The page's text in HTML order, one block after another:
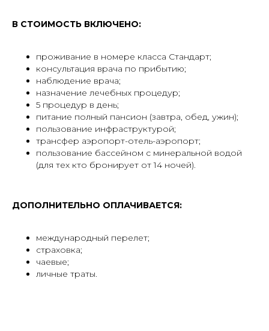
В СТОИМОСТЬ ВКЛЮЧЕНО:
проживание в номере класса Стандарт;
консультация врача по прибытию;
наблюдение врача;
назначение лечебных процедур;
5 процедур в день;
питание полный пансион (завтра, обед, ужин);
пользование инфраструктурой;
трансфер аэропорт-отель-аэропорт;
пользование бассейном с минеральной водой
(для тех кто бронирует от 14 ночей).
ДОПОЛНИТЕЛЬНО ОПЛАЧИВАЕТСЯ:
международный перелет;
страховка;
чаевые;
личные траты.